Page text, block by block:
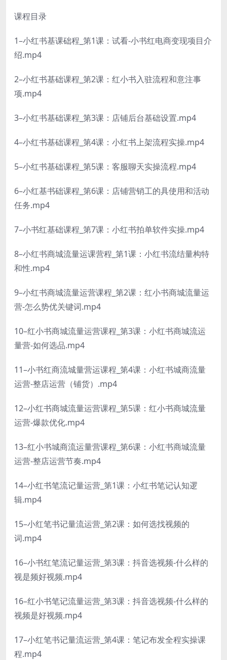
课程目录
1–小红书基课础程_第1课：试看-小书红电商变现项目介
绍.mp4
2–小红书基础课程_第2课：红小书入驻流程和意注事
项.mp4
3–小红书基础课程_第3课：店铺后台基础设置.mp4
4–小红书基础课程_第4课：小红书上架流程实操.mp4
5–小红书基础课程_第5课：客服聊天实操流程.mp4
6–小红基书础课程_第6课：店铺营销工的具使用和活动
任务.mp4
7–小书红基础课程_第7课：小红书拍单软件实操.mp4
8–小红书商城流量运课营程_第1课：小红书流结量构特
和性.mp4
9–小红书商城流量运营课程_第2课：红小书商城流量运
营-怎么势优关键词.mp4
10–红小书商城流量运营课程_第3课：小红书商城流运
量营-如何选品.mp4
11–小书红商流城量营运课程_第4课：小红书城商流量
运营-整店运营（铺货）.mp4
12–小红书商城流量运营课程_第5课：红小书商城流量
运营-爆款优化.mp4
13–红小书城商流运量营课程_第6课：小红书商城流量
运营-整店运营节奏.mp4
14–小红书笔流记量运营_第1课：小红书笔记认知逻
辑.mp4
15–小红笔书记量流运营_第2课：如何选找视频的
词.mp4
16–小书红笔流记量运营_第3课：抖音选视频-什么样的
视是频好视频.mp4
16–红小书笔记流量运营_第3课：抖音选视频-什么样的
视频是好视频.mp4
17–小红笔书记量流运营_第4课：笔记布发全程实操课
程.mp4